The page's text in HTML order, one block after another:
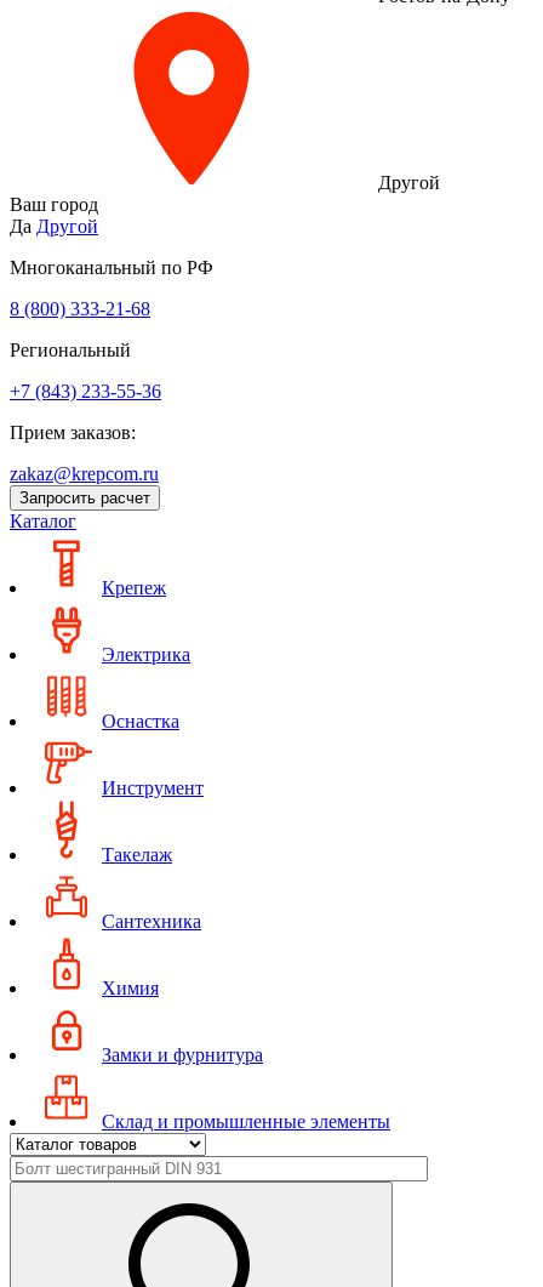
Другой
Ваш город
Да Другой
Многоканальный по РФ
8 (800) 333‑21-68
Региональный
+7 (843) 233-55-36
Прием заказов:
zakaz@krepcom.ru
Запросить расчет
Каталог
Крепеж
Электрика
Оснастка
Инструмент
Такелаж
Сантехника
Химия
Замки и фурнитура
Склад и промышленные элементы